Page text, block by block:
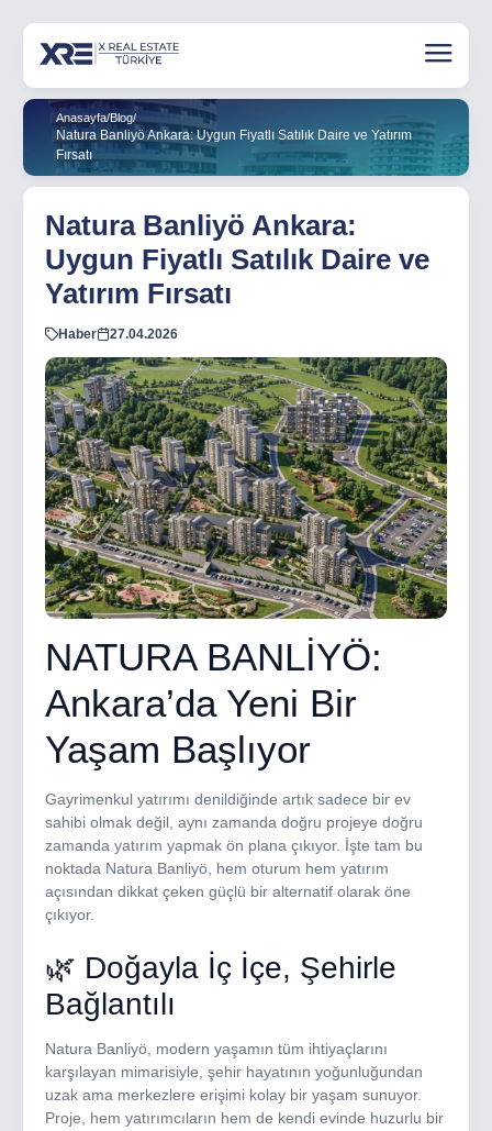
Anasayfa/Blog/
Natura Banliyö Ankara: Uygun Fiyatlı Satılık Daire ve Yatırım
Fırsatı
Natura Banliyö Ankara:
Uygun Fiyatlı Satılık Daire ve
Yatırım Fırsatı
Haber 27.04.2026
NATURA BANLİYÖ:
Ankara’da Yeni Bir
Yaşam Başlıyor
Gayrimenkul yatırımı denildiğinde artık sadece bir ev
sahibi olmak değil, aynı zamanda doğru projeye doğru
zamanda yatırım yapmak ön plana çıkıyor. İşte tam bu
noktada Natura Banliyö, hem oturum hem yatırım
açısından dikkat çeken güçlü bir alternatif olarak öne
çıkıyor.
🌿 Doğayla İç İçe, Şehirle
Bağlantılı
Natura Banliyö, modern yaşamın tüm ihtiyaçlarını
karşılayan mimarisiyle, şehir hayatının yoğunluğundan
uzak ama merkezlere erişimi kolay bir yaşam sunuyor.
Proje, hem yatırımcıların hem de kendi evinde huzurlu bir